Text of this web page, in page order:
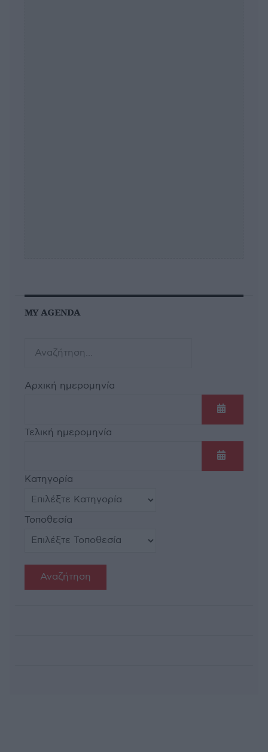
MY AGENDA
Αρχική ημερομηνία
Ανοίξτε
Τελική ημερομηνία
Ανοίξτε
Κατηγορία
Τοποθεσία